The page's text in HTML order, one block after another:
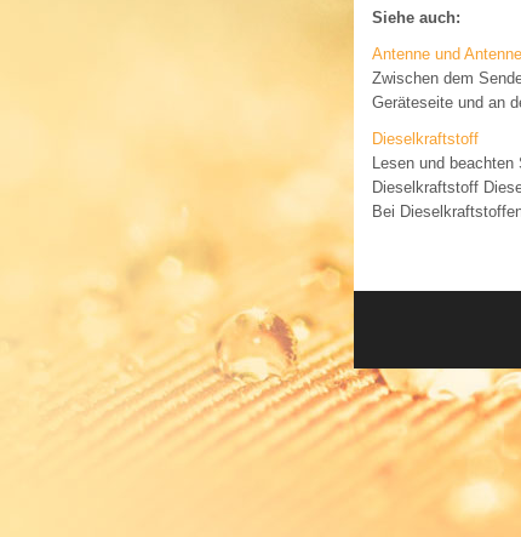
Siehe auch:
Antenne und
Zwischen dem
Geräteseite und an
Dieselkraftstoff
Lesen und
Dieselkraftstoff
Bei